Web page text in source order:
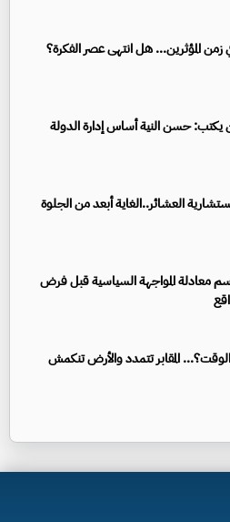
زمن المؤثرين... هل انتهى عصر الفكرة؟
يكتب: حسن النية أساس إدارة الدولة
العشائر..الغاية أبعد من الجلوة
معادلة المواجهة السياسية قبل فرض
المقابر تتمدد والأرض تنكمش